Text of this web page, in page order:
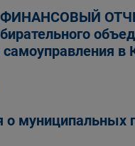
ОТЧЕТ
самоуправления в
о муниципальных